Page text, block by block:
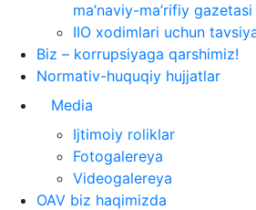
ma’naviy-ma’rifiy gazetasi
IIO xodimlari uchun
Biz – korrupsiyaga qarshimiz!
Normativ-huquqiy hujjatlar
Media
Ijtimoiy roliklar
Fotogalereya
Videogalereya
OAV biz haqimizda